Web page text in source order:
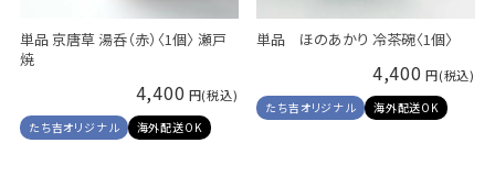
単品 京唐草 湯呑（赤）〈1個〉 瀬戸
焼
4,400
たち吉オリジナル 海外配送OK
単品 ほのあかり 冷茶碗〈1個〉
4,400
たち吉オリジナル 海外配送OK